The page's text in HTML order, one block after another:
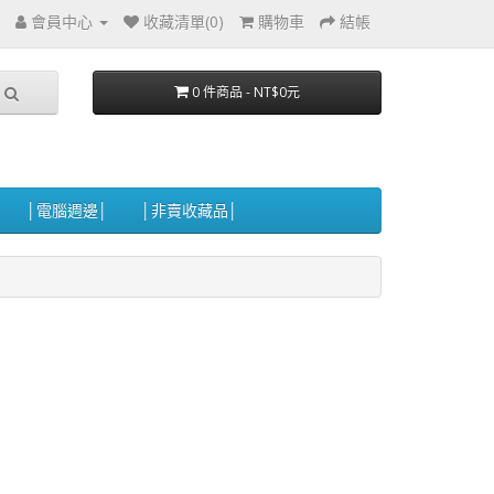
會員中心 收藏清單(0) 購物車 結帳
0 件商品 - NT$0元
│電腦週邊│ │非賣收藏品│